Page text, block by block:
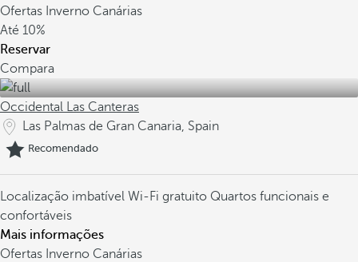
Ofertas Inverno Canárias
Até 10%
Reservar
Compara
Occidental Las Canteras
Las Palmas de Gran Canaria, Spain
Recomendado
Localização imbatível Wi-Fi gratuito Quartos funcionais e
confortáveis
Mais informações
Ofertas Inverno Canárias